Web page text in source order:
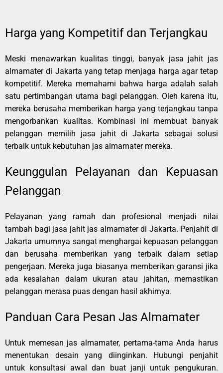
Harga yang Kompetitif dan Terjangkau
Meski menawarkan kualitas tinggi, banyak jasa jahit jas
almamater di Jakarta yang tetap menjaga harga agar tetap
kompetitif. Mereka memahami bahwa harga adalah salah
satu pertimbangan utama bagi pelanggan. Oleh karena itu,
mereka berusaha memberikan harga yang terjangkau tanpa
mengorbankan kualitas. Kombinasi ini membuat banyak
pelanggan memilih jasa jahit di Jakarta sebagai solusi
terbaik untuk kebutuhan jas almamater mereka.
Keunggulan Pelayanan dan Kepuasan
Pelanggan
Pelayanan yang ramah dan profesional menjadi nilai
tambah bagi jasa jahit jas almamater di Jakarta. Penjahit di
Jakarta umumnya sangat menghargai kepuasan pelanggan
dan berusaha memberikan yang terbaik dalam setiap
pengerjaan. Mereka juga biasanya memberikan garansi jika
ada kesalahan dalam ukuran atau jahitan, memastikan
pelanggan merasa puas dengan hasil akhirnya.
Panduan Cara Pesan Jas Almamater
Untuk memesan jas almamater, pertama-tama Anda harus
menentukan desain yang diinginkan. Hubungi penjahit
untuk konsultasi awal dan buat janji untuk pengukuran.